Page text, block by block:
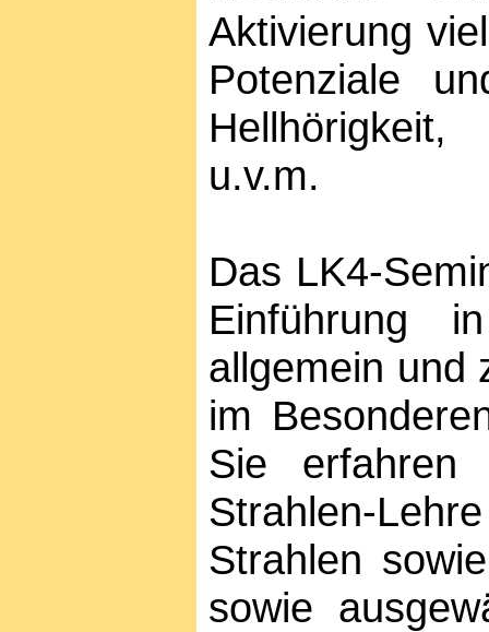
Aktivierung
Potenziale
u.v.m.
Das LK4-
Einführung
allgemein und
im
Sie erfahren
Strahlen-
Strahlen
sowie